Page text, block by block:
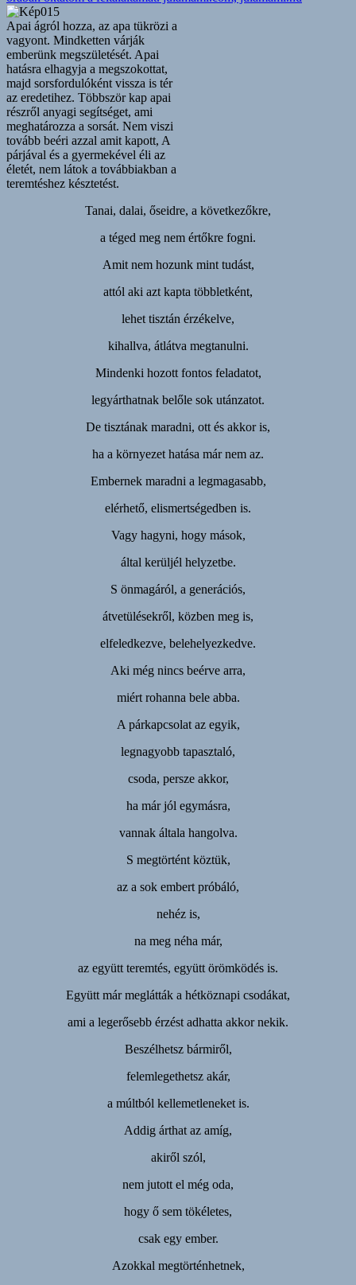
Apai ágról hozza, az apa tükrözi a
vagyont. Mindketten várják
emberünk megszületését. Apai
hatásra elhagyja a megszokottat,
majd sorsfordulóként vissza is tér
az eredetihez. Többször kap apai
részről anyagi segítséget, ami
meghatározza a sorsát. Nem viszi
tovább beéri azzal amit kapott, A
párjával és a gyermekével éli az
életét, nem látok a továbbiakban a
teremtéshez késztetést.
Tanai, dalai, őseidre, a következőkre,
a téged meg nem értőkre fogni.
Amit nem hozunk mint tudást,
attól aki azt kapta többletként,
lehet tisztán érzékelve,
kihallva, átlátva megtanulni.
Mindenki hozott fontos feladatot,
legyárthatnak belőle sok utánzatot.
De tisztának maradni, ott és akkor is,
ha a környezet hatása már nem az.
Embernek maradni a legmagasabb,
elérhető, elismertségedben is.
Vagy hagyni, hogy mások,
által kerüljél helyzetbe.
S önmagáról, a generációs,
átvetülésekről, közben meg is,
elfeledkezve, belehelyezkedve.
Aki még nincs beérve arra,
miért rohanna bele abba.
A párkapcsolat az egyik,
legnagyobb tapasztaló,
csoda, persze akkor,
ha már jól egymásra,
vannak általa hangolva.
S megtörtént köztük,
az a sok embert próbáló,
nehéz is,
na meg néha már,
az együtt teremtés, együtt örömködés is.
Együtt már meglátták a hétköznapi csodákat,
ami a legerősebb érzést adhatta akkor nekik.
Beszélhetsz bármiről,
felemlegethetsz akár,
a múltból kellemetleneket is.
Addig árthat az amíg,
akiről szól,
nem jutott el még oda,
hogy ő sem tökéletes,
csak egy ember.
Azokkal megtörténhetnek,